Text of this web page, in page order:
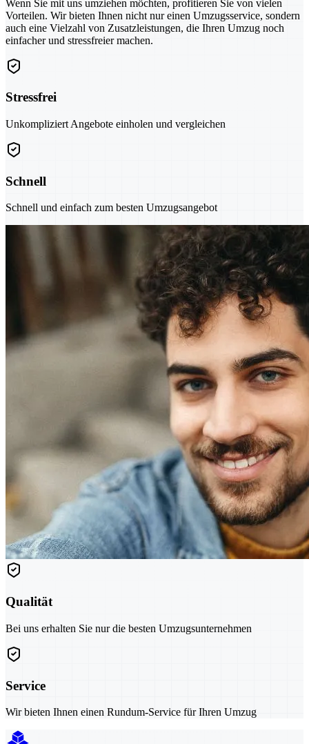
Wenn Sie mit uns umziehen möchten, profitieren Sie von vielen
Vorteilen. Wir bieten Ihnen nicht nur einen Umzugsservice, sondern
auch eine Vielzahl von Zusatzleistungen, die Ihren Umzug noch
einfacher und stressfreier machen.
Stressfrei
Unkompliziert Angebote einholen und vergleichen
Schnell
Schnell und einfach zum besten Umzugsangebot
Qualität
Bei uns erhalten Sie nur die besten Umzugsunternehmen
Service
Wir bieten Ihnen einen Rundum-Service für Ihren Umzug